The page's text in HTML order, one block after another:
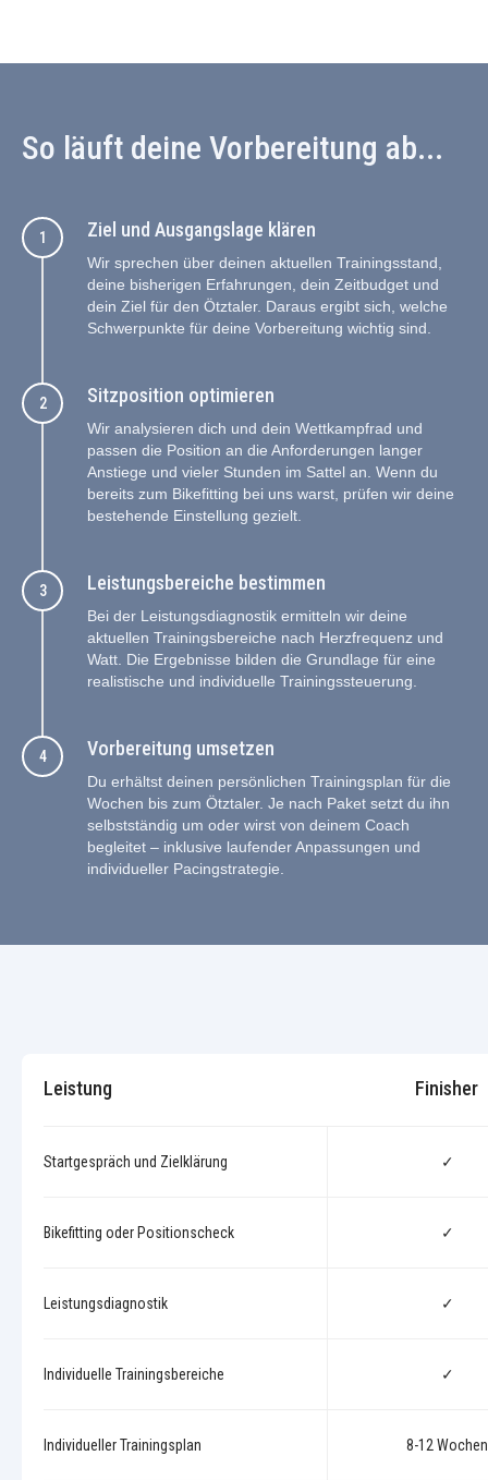
So läuft deine Vorbereitung ab...
Ziel und Ausgangslage klären
Wir sprechen über deinen aktuellen Trainingsstand,
deine bisherigen Erfahrungen, dein Zeitbudget und
dein Ziel für den Ötztaler. Daraus ergibt sich, welche
Schwerpunkte für deine Vorbereitung wichtig sind.
Sitzposition optimieren
Wir analysieren dich und dein Wettkampfrad und
passen die Position an die Anforderungen langer
Anstiege und vieler Stunden im Sattel an. Wenn du
bereits zum Bikefitting bei uns warst, prüfen wir deine
bestehende Einstellung gezielt.
Leistungsbereiche bestimmen
Bei der Leistungsdiagnostik ermitteln wir deine
aktuellen Trainingsbereiche nach Herzfrequenz und
Watt. Die Ergebnisse bilden die Grundlage für eine
realistische und individuelle Trainingssteuerung.
Vorbereitung umsetzen
Du erhältst deinen persönlichen Trainingsplan für die
Wochen bis zum Ötztaler. Je nach Paket setzt du ihn
selbstständig um oder wirst von deinem Coach
begleitet – inklusive laufender Anpassungen und
individueller Pacingstrategie.
Leistung Finisher
Startgespräch und Zielklärung ✓
Bikefitting oder Positionscheck ✓
Leistungsdiagnostik ✓
Individuelle Trainingsbereiche ✓
Individueller Trainingsplan 8-12 Wochen